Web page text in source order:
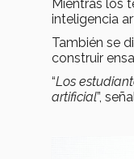
Mientras los
inteligencia
También se
construir
“Los
artificial”,